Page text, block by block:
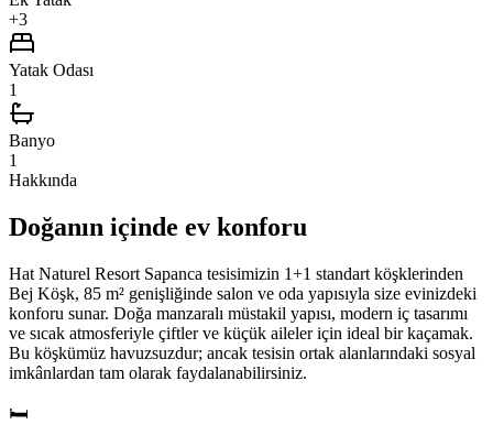
+3
Yatak Odası
1
Banyo
1
Hakkında
Doğanın içinde ev konforu
Hat Naturel Resort Sapanca tesisimizin 1+1 standart köşklerinden
Bej Köşk, 85 m² genişliğinde salon ve oda yapısıyla size evinizdeki
konforu sunar. Doğa manzaralı müstakil yapısı, modern iç tasarımı
ve sıcak atmosferiyle çiftler ve küçük aileler için ideal bir kaçamak.
Bu köşkümüz havuzsuzdur; ancak tesisin ortak alanlarındaki sosyal
imkânlardan tam olarak faydalanabilirsiniz.
🛏️